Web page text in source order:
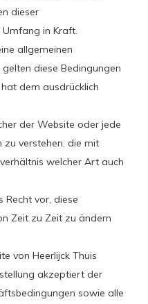
dieser
in Kraft.
allgemeinen
diese Bedingungen
dem ausdrücklich
der Website oder jede
zu verstehen, die mit
welcher Art auch
Recht vor, diese
Zeit zu Zeit zu ändern
von Heerlijck Thuis
akzeptiert der
sowie alle